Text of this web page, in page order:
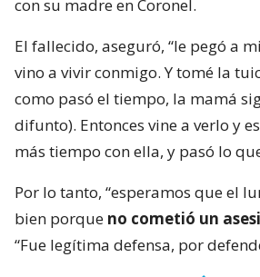
con su madre en Coronel.
El fallecido, aseguró, “le pegó a
vino a vivir conmigo. Y tomé la
como pasó el tiempo, la mamá
difunto). Entonces vine a verlo y
más tiempo con ella, y pasó lo
Por lo tanto, “esperamos que el
bien porque no cometió un
“Fue legítima defensa, por